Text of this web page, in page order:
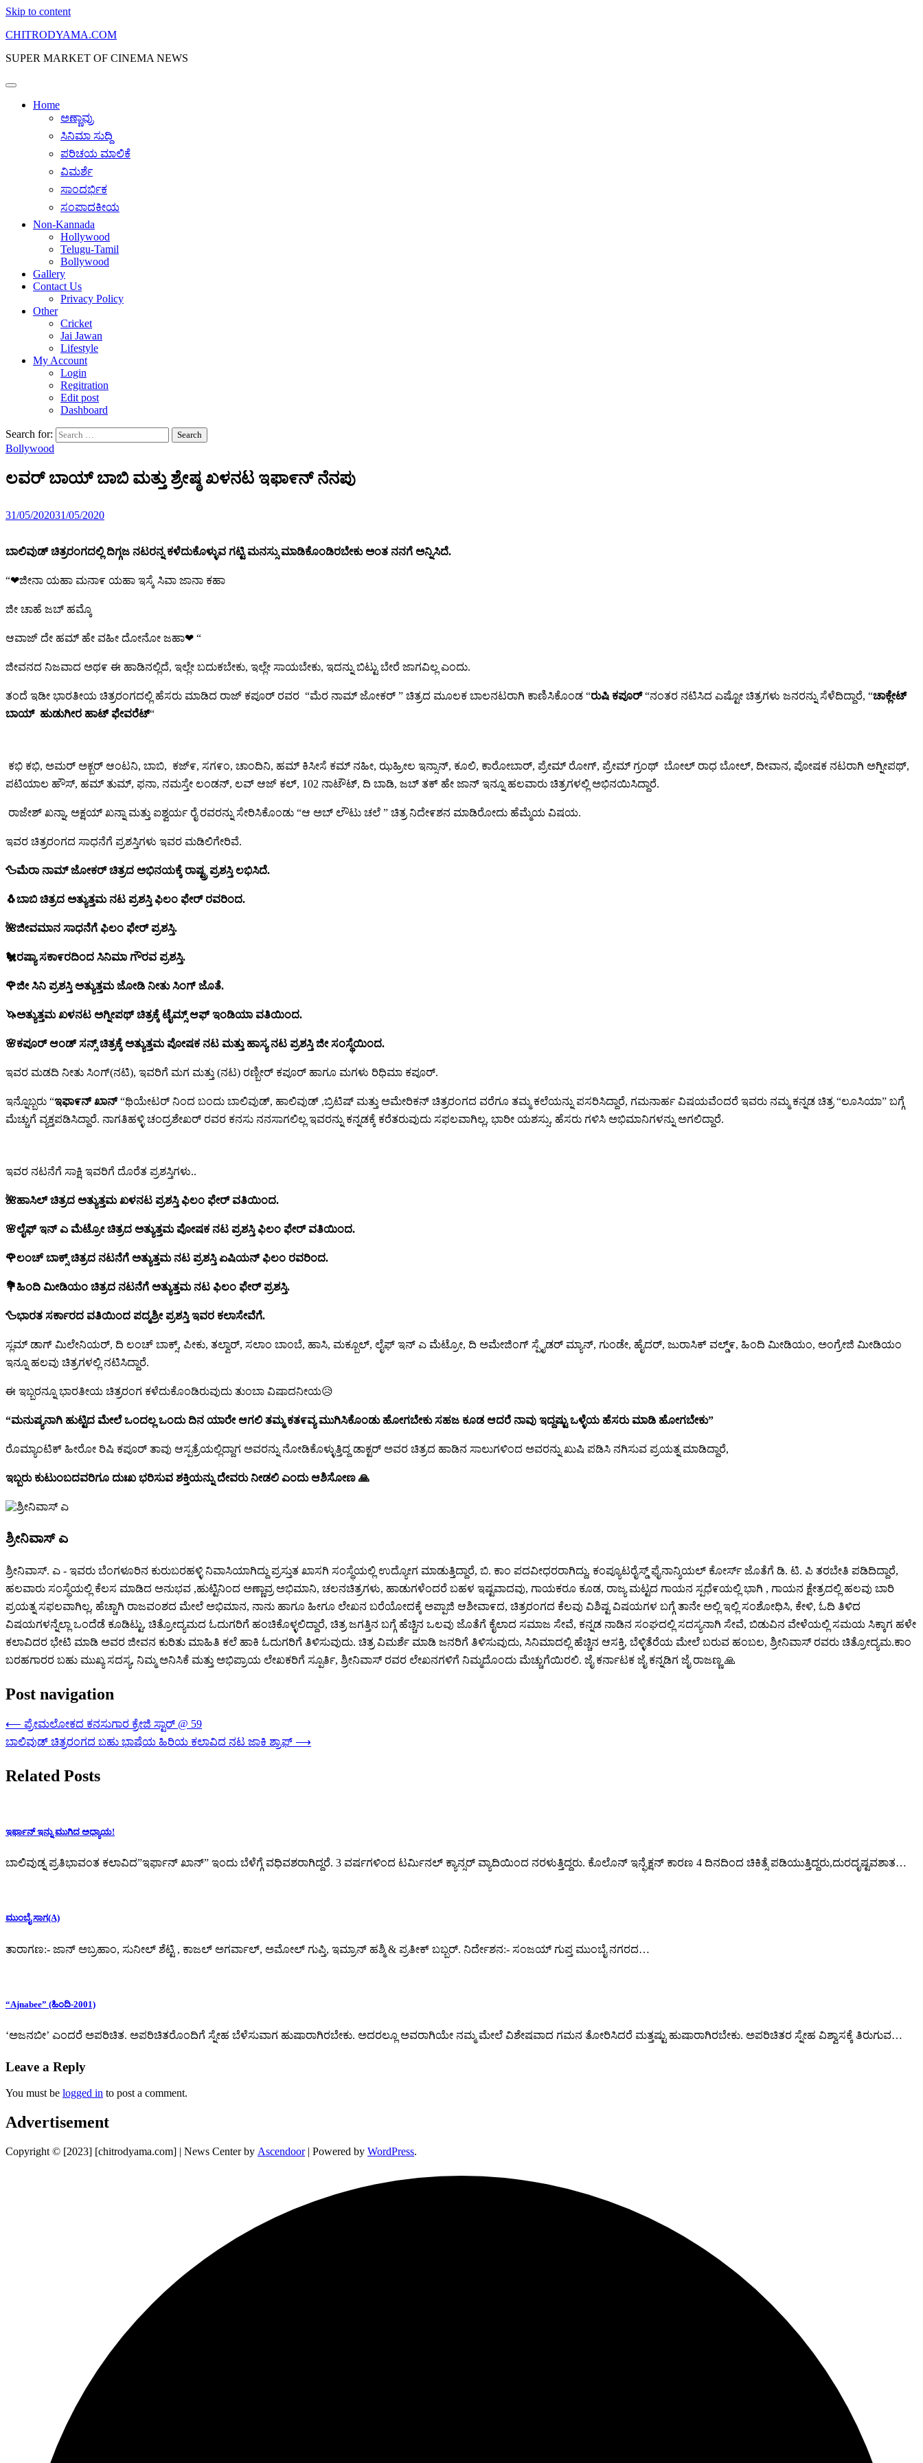
Skip to content
CHITRODYAMA.COM
SUPER MARKET OF CINEMA NEWS
Home
ಅಣ್ಣಾವ್ರು
ಸಿನಿಮಾ ಸುದ್ದಿ
ಪರಿಚಯ ಮಾಲಿಕೆ
ವಿಮರ್ಶೆ
ಸಾಂದರ್ಭಿಕ
ಸಂಪಾದಕೀಯ
Non-Kannada
Hollywood
Telugu-Tamil
Bollywood
Gallery
Contact Us
Privacy Policy
Other
Cricket
Jai Jawan
Lifestyle
My Account
Login
Regitration
Edit post
Dashboard
Search for:
Bollywood
ಲವರ್ ಬಾಯ್ ಬಾಬಿ ಮತ್ತು ಶ್ರೇಷ್ಠ ಖಳನಟ ಇಫಾ೯ನ್ ನೆನಪು
31/05/202031/05/2020
ಬಾಲಿವುಡ್ ಚಿತ್ರರಂಗದಲ್ಲಿ ದಿಗ್ಗಜ ನಟರನ್ನ ಕಳೆದುಕೊಳ್ಳುವ ಗಟ್ಟಿ ಮನಸ್ಸು ಮಾಡಿಕೊಂಡಿರಬೇಕು ಅಂತ ನನಗೆ ಅನ್ನಿಸಿದೆ.
“❤ಜೀನಾ ಯಹಾ ಮನಾ೯ ಯಹಾ ಇಸ್ಕೆ ಸಿವಾ ಜಾನಾ ಕಹಾ
ಜೀ ಚಾಹೆ ಜಬ್ ಹಮ್ಕೊ
ಆವಾಜ್ ದೇ ಹಮ್ ಹೇ ವಹೀ ದೋನೋ ಜಹಾ❤ “
ಜೀವನದ ನಿಜವಾದ ಅಥ೯ ಈ ಹಾಡಿನಲ್ಲಿದೆ, ಇಲ್ಲೇ ಬದುಕಬೇಕು, ಇಲ್ಲೇ ಸಾಯಬೇಕು, ಇದನ್ನು ಬಿಟ್ಟು ಬೇರೆ ಜಾಗವಿಲ್ಲ ಎಂದು.
ತಂದೆ ಇಡೀ ಭಾರತೀಯ ಚಿತ್ರರಂಗದಲ್ಲಿ ಹೆಸರು ಮಾಡಿದ ರಾಜ್ ಕಪೂರ್ ರವರ “ಮೆರ ನಾಮ್ ಜೋಕರ್ ” ಚಿತ್ರದ ಮೂಲಕ ಬಾಲನಟರಾಗಿ ಕಾಣಿಸಿಕೊಂಡ “ರುಷಿ ಕಪೂರ್“ನಂತರ ನಟಿಸಿದ ಎಷ್ಟೋ ಚಿತ್ರಗಳು ಜನರನ್ನು ಸೆಳೆದಿದ್ದಾರೆ, “ಚಾಕ್ಲೇಟ್
ಬಾಯ್ ಹುಡುಗೀರ ಹಾಟ್ ಫೇವರೆಟ್“
ಕಭಿ ಕಭಿ, ಅಮರ್ ಅಕ್ಬರ್ ಆಂಟನಿ, ಬಾಬಿ, ಕಜ್೯, ಸಗ೯ಂ, ಚಾಂದಿನಿ, ಹಮ್ ಕಿಸೀಸೆ ಕಮ್ ನಹೀ, ಝಹ್ರೀಲ ಇನ್ಸಾನ್, ಕೂಲಿ, ಕಾರೋಬಾರ್, ಪ್ರೇಮ್ ರೋಗ್, ಪ್ರೇಮ್ ಗ್ರಂಥ್ ಬೋಲ್ ರಾಧ ಬೋಲ್, ದೀವಾನ, ಪೋಷಕ ನಟರಾಗಿ ಅಗ್ನೀಪಥ್,
ಪಟಿಯಾಲ ಹೌಸ್, ಹಮ್ ತುಮ್, ಫನಾ, ನಮಸ್ತೇ ಲಂಡನ್, ಲವ್ ಆಜ್ ಕಲ್, 102 ನಾಟೌಟ್, ದಿ ಬಾಡಿ, ಜಬ್ ತಕ್ ಹೇ ಜಾನ್ ಇನ್ನೂ ಹಲವಾರು ಚಿತ್ರಗಳಲ್ಲಿ ಅಭಿನಯಿಸಿದ್ದಾರೆ.
ರಾಜೇಶ್ ಖನ್ನಾ, ಅಕ್ಷಯ್ ಖನ್ನಾ ಮತ್ತು ಐಶ್ವರ್ಯ ರೈ ರವರನ್ನು ಸೇರಿಸಿಕೊಂಡು “ಆ ಅಬ್ ಲೌಟು ಚಲೆ ” ಚಿತ್ರ ನಿದೇ೯ಶನ ಮಾಡಿರೋದು ಹೆಮ್ಮೆಯ ವಿಷಯ.
ಇವರ ಚಿತ್ರರಂಗದ ಸಾಧನೆಗೆ ಪ್ರಶಸ್ತಿಗಳು ಇವರ ಮಡಿಲಿಗೇರಿವೆ.
🦆ಮೆರಾ ನಾಮ್ ಜೋಕರ್ ಚಿತ್ರದ ಅಭಿನಯಕ್ಕೆ ರಾಷ್ಟ್ರ ಪ್ರಶಸ್ತಿ ಲಭಿಸಿದೆ.
🐧ಬಾಬಿ ಚಿತ್ರದ ಅತ್ಯುತ್ತಮ ನಟ ಪ್ರಶಸ್ತಿ ಫಿಲಂ ಫೇರ್ ರವರಿಂದ.
🌺ಜೀವಮಾನ ಸಾಧನೆಗೆ ಫಿಲಂ ಫೇರ್ ಪ್ರಶಸ್ತಿ.
🐔ರಷ್ಯಾ ಸಕಾ೯ರದಿಂದ ಸಿನಿಮಾ ಗೌರವ ಪ್ರಶಸ್ತಿ.
🌹ಜೀ ಸಿನಿ ಪ್ರಶಸ್ತಿ ಅತ್ಯುತ್ತಮ ಜೋಡಿ ನೀತು ಸಿಂಗ್ ಜೊತೆ.
🦄ಅತ್ಯುತ್ತಮ ಖಳನಟ ಅಗ್ನೀಪಥ್ ಚಿತ್ರಕ್ಕೆ ಟೈಮ್ಸ್ ಆಫ್ ಇಂಡಿಯಾ ವತಿಯಿಂದ.
🌸ಕಪೂರ್ ಆಂಡ್ ಸನ್ಸ್ ಚಿತ್ರಕ್ಕೆ ಅತ್ಯುತ್ತಮ ಪೋಷಕ ನಟ ಮತ್ತು ಹಾಸ್ಯ ನಟ ಪ್ರಶಸ್ತಿ ಜೀ ಸಂಸ್ಥೆಯಿಂದ.
ಇವರ ಮಡದಿ ನೀತು ಸಿಂಗ್(ನಟಿ), ಇವರಿಗೆ ಮಗ ಮತ್ತು (ನಟ) ರಣ್ಬೀರ್ ಕಪೂರ್ ಹಾಗೂ ಮಗಳು ರಿಧಿಮಾ ಕಪೂರ್.
ಇನ್ನೊಬ್ಬರು “ಇಫಾ೯ನ್ ಖಾನ್“ಥಿಯೇಟರ್ ನಿಂದ ಬಂದು ಬಾಲಿವುಡ್, ಹಾಲಿವುಡ್ ,ಬ್ರಿಟಿಷ್ ಮತ್ತು ಅಮೇರಿಕನ್ ಚಿತ್ರರಂಗದ ವರೆಗೂ ತಮ್ಮ ಕಲೆಯನ್ನು ಪಸರಿಸಿದ್ದಾರೆ, ಗಮನಾರ್ಹ ವಿಷಯವೆಂದರೆ ಇವರು ನಮ್ಮ ಕನ್ನಡ ಚಿತ್ರ “ಲೂಸಿಯಾ” ಬಗ್ಗೆ
ಮೆಚ್ಚುಗೆ ವ್ಯಕ್ತಪಡಿಸಿದ್ದಾರೆ. ನಾಗತಿಹಳ್ಳಿ ಚಂದ್ರಶೇಖರ್ ರವರ ಕನಸು ನನಸಾಗಲಿಲ್ಲ ಇವರನ್ನು ಕನ್ನಡಕ್ಕೆ ಕರೆತರುವುದು ಸಫಲವಾಗಿಲ್ಲ, ಭಾರೀ ಯಶಸ್ಸು, ಹೆಸರು ಗಳಿಸಿ ಅಭಿಮಾನಿಗಳನ್ನು ಅಗಲಿದ್ದಾರೆ.
ಇವರ ನಟನೆಗೆ ಸಾಕ್ಷಿ ಇವರಿಗೆ ದೊರೆತ ಪ್ರಶಸ್ತಿಗಳು..
🌺ಹಾಸಿಲ್ ಚಿತ್ರದ ಅತ್ಯುತ್ತಮ ಖಳನಟ ಪ್ರಶಸ್ತಿ ಫಿಲಂ ಫೇರ್ ವತಿಯಿಂದ.
🌸ಲೈಫ್ ಇನ್ ಎ ಮೆಟ್ರೋ ಚಿತ್ರದ ಅತ್ಯುತ್ತಮ ಪೋಷಕ ನಟ ಪ್ರಶಸ್ತಿ ಫಿಲಂ ಫೇರ್ ವತಿಯಿಂದ.
🌹ಲಂಚ್ ಬಾಕ್ಸ್ ಚಿತ್ರದ ನಟನೆಗೆ ಅತ್ಯುತ್ತಮ ನಟ ಪ್ರಶಸ್ತಿ ಏಷಿಯನ್ ಫಿಲಂ ರವರಿಂದ.
💐ಹಿಂದಿ ಮೀಡಿಯಂ ಚಿತ್ರದ ನಟನೆಗೆ ಅತ್ಯುತ್ತಮ ನಟ ಫಿಲಂ ಫೇರ್ ಪ್ರಶಸ್ತಿ.
🦆ಭಾರತ ಸರ್ಕಾರದ ವತಿಯಿಂದ ಪದ್ಮಶ್ರೀ ಪ್ರಶಸ್ತಿ ಇವರ ಕಲಾಸೇವೆಗೆ.
ಸ್ಲಮ್ ಡಾಗ್ ಮಿಲೇನಿಯರ್, ದಿ ಲಂಚ್ ಬಾಕ್ಸ್, ಪೀಕು, ತಲ್ವಾರ್, ಸಲಾಂ ಬಾಂಬೆ, ಹಾಸಿ, ಮಕ್ಬೂಲ್, ಲೈಫ್ ಇನ್ ಎ ಮೆಟ್ರೋ, ದಿ ಅಮೇಜಿಂಗ್ ಸ್ಪೈಡರ್ ಮ್ಯಾನ್, ಗುಂಡೇ, ಹೈದರ್, ಜುರಾಸಿಕ್ ವಲ್ಡ್೯, ಹಿಂದಿ ಮೀಡಿಯಂ, ಅಂಗ್ರೇಜಿ ಮೀಡಿಯಂ
ಇನ್ನೂ ಹಲವು ಚಿತ್ರಗಳಲ್ಲಿ ನಟಿಸಿದ್ದಾರೆ.
ಈ ಇಬ್ಬರನ್ನೂ ಭಾರತೀಯ ಚಿತ್ರರಂಗ ಕಳೆದುಕೊಂಡಿರುವುದು ತುಂಬಾ ವಿಷಾದನೀಯ😥
“ಮನುಷ್ಯನಾಗಿ ಹುಟ್ಟಿದ ಮೇಲೆಒಂದಲ್ಲ ಒಂದುದಿನ ಯಾರೇಆಗಲಿ ತಮ್ಮಕತ೯ವ್ಯಮುಗಿಸಿಕೊಂಡುಹೋಗಬೇಕುಸಹಜ ಕೂಡ ಆದರೆ ನಾವು ಇದ್ದಷ್ಟುಒಳ್ಳೆಯ ಹೆಸರು ಮಾಡಿ ಹೋಗಬೇಕು”
ರೊಮ್ಯಾಂಟಿಕ್ ಹೀರೋ ರಿಷಿ ಕಪೂರ್ ತಾವು ಆಸ್ಪತ್ರೆಯಲ್ಲಿದ್ದಾಗ ಅವರನ್ನು ನೋಡಿಕೊಳ್ಳುತ್ತಿದ್ದ ಡಾಕ್ಟರ್ ಅವರ ಚಿತ್ರದ ಹಾಡಿನ ಸಾಲುಗಳಿಂದ ಅವರನ್ನು ಖುಷಿ ಪಡಿಸಿ ನಗಿಸುವ ಪ್ರಯತ್ನ ಮಾಡಿದ್ದಾರೆ,
ಇಬ್ಬರು ಕುಟುಂಬದವರಿಗೂ ದುಃಖ ಭರಿಸುವ ಶಕ್ತಿಯನ್ನುದೇವರುನೀಡಲಿ ಎಂದುಆಶಿಸೋಣ 🙏
ಶ್ರೀನಿವಾಸ್ ಎ
ಶ್ರೀನಿವಾಸ್. ಎ - ಇವರು ಬೆಂಗಳೂರಿನ ಕುರುಬರಹಳ್ಳಿ ನಿವಾಸಿಯಾಗಿದ್ದು ಪ್ರಸ್ತುತ ಖಾಸಗಿ ಸಂಸ್ಥೆಯಲ್ಲಿ ಉದ್ಯೋಗ ಮಾಡುತ್ತಿದ್ದಾರೆ, ಬಿ. ಕಾಂ ಪದವೀಧರರಾಗಿದ್ದು, ಕಂಪ್ಯೂಟರೈಸ್ಡ್ ಫೈನಾನ್ಶಿಯಲ್ ಕೋರ್ಸ್ ಜೊತೆಗೆ ಡಿ. ಟಿ. ಪಿ ತರಬೇತಿ ಪಡಿದಿದ್ದಾರೆ,
ಹಲವಾರು ಸಂಸ್ಥೆಯಲ್ಲಿ ಕೆಲಸ ಮಾಡಿದ ಅನುಭವ ,ಹುಟ್ಟಿನಿಂದ ಅಣ್ಣಾವ್ರ ಅಭಿಮಾನಿ, ಚಲನಚಿತ್ರಗಳು, ಹಾಡುಗಳೆಂದರೆ ಬಹಳ ಇಷ್ಟವಾದವು, ಗಾಯಕರೂ ಕೂಡ, ರಾಜ್ಯ ಮಟ್ಟದ ಗಾಯನ ಸ್ಪಧೆ೯ಯಲ್ಲಿ ಭಾಗಿ , ಗಾಯನ ಕ್ಷೇತ್ರದಲ್ಲಿ ಹಲವು ಬಾರಿ
ಪ್ರಯತ್ನ ಸಫಲವಾಗಿಲ್ಲ, ಹೆಚ್ಚಾಗಿ ರಾಜವಂಶದ ಮೇಲೆ ಅಭಿಮಾನ, ನಾನು ಹಾಗೂ ಹೀಗೂ ಲೇಖನ ಬರೆಯೋದಕ್ಕೆ ಅಪ್ಪಾಜಿ ಆಶೀವಾ೯ದ, ಚಿತ್ರರಂಗದ ಕೆಲವು ವಿಶಿಷ್ಟ ವಿಷಯಗಳ ಬಗ್ಗೆ ತಾನೇ ಅಲ್ಲಿ ಇಲ್ಲಿ ಸಂಶೋಧಿಸಿ, ಕೇಳಿ, ಓದಿ ತಿಳಿದ
ವಿಷಯಗಳನ್ನೆಲ್ಲಾ ಒಂದೆಡೆ ಕೂಡಿಟ್ಟು, ಚಿತ್ರೋದ್ಯಮದ ಓದುಗರಿಗೆ ಹಂಚಿಕೊಳ್ಳಲಿದ್ದಾರೆ, ಚಿತ್ರ ಜಗತ್ತಿನ ಬಗ್ಗೆ ಹೆಚ್ಚಿನ ಒಲವು ಜೊತೆಗೆ ಕೈಲಾದ ಸಮಾಜ ಸೇವೆ, ಕನ್ನಡ ನಾಡಿನ ಸಂಘದಲ್ಲಿ ಸದಸ್ಯನಾಗಿ ಸೇವೆ, ಬಿಡುವಿನ ವೇಳೆಯಲ್ಲಿ ಸಮಯ ಸಿಕ್ಕಾಗ ಹಳೇ
ಕಲಾವಿದರ ಭೇಟಿ ಮಾಡಿ ಅವರ ಜೀವನ ಕುರಿತು ಮಾಹಿತಿ ಕಲೆ ಹಾಕಿ ಓದುಗರಿಗೆ ತಿಳಿಸುವುದು. ಚಿತ್ರ ವಿಮರ್ಶೆ ಮಾಡಿ ಜನರಿಗೆ ತಿಳಿಸುವುದು, ಸಿನಿಮಾದಲ್ಲಿ ಹೆಚ್ಚಿನ ಆಸಕ್ತಿ, ಬೆಳ್ಳಿತೆರೆಯ ಮೇಲೆ ಬರುವ ಹಂಬಲ, ಶ್ರೀನಿವಾಸ್ ರವರು ಚಿತ್ರೋದ್ಯಮ.ಕಾಂ
ಬರಹಗಾರರ ಬಹು ಮುಖ್ಯ ಸದಸ್ಯ, ನಿಮ್ಮ ಅನಿಸಿಕೆ ಮತ್ತು ಅಭಿಪ್ರಾಯ ಲೇಖಕರಿಗೆ ಸ್ಪೂರ್ತಿ, ಶ್ರೀನಿವಾಸ್ ರವರ ಲೇಖನಗಳಿಗೆ ನಿಮ್ಮದೊಂದು ಮೆಚ್ಚುಗೆಯಿರಲಿ. ಜೈ ಕರ್ನಾಟಕ ಜೈ ಕನ್ನಡಿಗ ಜೈ ರಾಜಣ್ಣ 🙏
Post navigation
⟵ ಪ್ರೇಮಲೋಕದ ಕನಸುಗಾರ ಕ್ರೇಜಿ ಸ್ಟಾರ್ @ 59
ಬಾಲಿವುಡ್ ಚಿತ್ರರಂಗದ ಬಹು ಭಾಷೆಯ ಹಿರಿಯ ಕಲಾವಿದ ನಟ ಜಾಕಿ ಶ್ರಾಫ್ ⟶
Related Posts
ಇರ್ಫಾನ್ ಇನ್ನು ಮುಗಿದ ಅಧ್ಯಾಯ!
ಬಾಲಿವುಡ್ನ ಪ್ರತಿಭಾವಂತ ಕಲಾವಿದ”ಇರ್ಫಾನ್ ಖಾನ್” ಇಂದು ಬೆಳೆಗ್ಗೆ ವಧಿವಶರಾಗಿದ್ದರೆ. 3 ವರ್ಷಗಳಿಂದ ಟರ್ಮಿನಲ್ ಕ್ಯಾನ್ಸರ್ ವ್ಯಾದಿಯಿಂದ ನರಳುತ್ತಿದ್ದರು. ಕೊಲೊನ್ ಇನ್ಫೆಕ್ಷನ್ ಕಾರಣ 4 ದಿನದಿಂದ ಚಿಕಿತ್ಸೆ ಪಡಿಯುತ್ತಿದ್ದರು,ದುರದೃಷ್ಟವಶಾತ…
ಮುಂಬೈ ಸಾಗ(A)
ತಾರಾಗಣ:- ಜಾನ್ ಅಬ್ರಹಾಂ, ಸುನೀಲ್ ಶೆಟ್ಟಿ , ಕಾಜಲ್ ಅಗರ್ವಾಲ್, ಅಮೋಲ್ ಗುಪ್ತಿ, ಇಮ್ರಾನ್ ಹಶ್ಮಿ & ಪ್ರತೀಕ್ ಬಬ್ಬರ್. ನಿರ್ದೇಶನ:- ಸಂಜಯ್ ಗುಪ್ತ ಮುಂಬೈ ನಗರದ…
“Ajnabee” (ಹಿಂದಿ-2001)
‘ಅಜನಬೀ’ ಎಂದರೆ ಅಪರಿಚಿತ. ಅಪರಿಚಿತರೊಂದಿಗೆ ಸ್ನೇಹ ಬೆಳೆಸುವಾಗ ಹುಷಾರಾಗಿರಬೇಕು. ಅದರಲ್ಲೂ ಅವರಾಗಿಯೇ ನಮ್ಮ ಮೇಲೆ ವಿಶೇಷವಾದ ಗಮನ ತೋರಿಸಿದರೆ ಮತ್ತಷ್ಟು ಹುಷಾರಾಗಿರಬೇಕು. ಅಪರಿಚಿತರ ಸ್ನೇಹ ವಿಶ್ವಾಸಕ್ಕೆ ತಿರುಗುವ…
Leave a Reply
You must be logged in to post a comment.
Advertisement
Copyright © [2023] [chitrodyama.com] | News Center by Ascendoor| Powered by WordPress.